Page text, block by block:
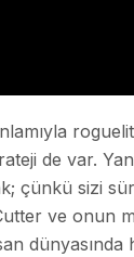
de var.
çünkü sizi
ve onun
dünyasında